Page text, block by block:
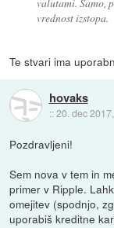
valutami. Samo,
vrednost izstopa.
Te stvari ima
hovaks
::20. dec
Pozdravljeni!
Sem nova v tem in
primer v Ripple.
omejitev (spodnjo,
uporabiš kreditne